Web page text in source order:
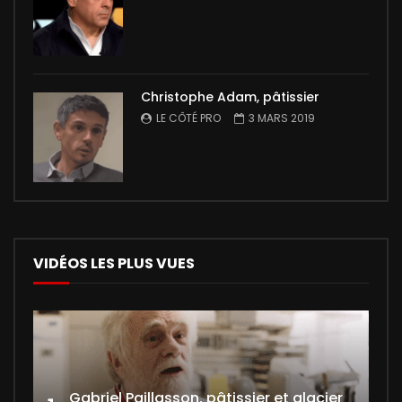
Christophe Adam, pâtissier
LE CÔTÉ PRO 3 MARS 2019
VIDÉOS LES PLUS VUES
Gabriel Paillasson, pâtissier et glacier